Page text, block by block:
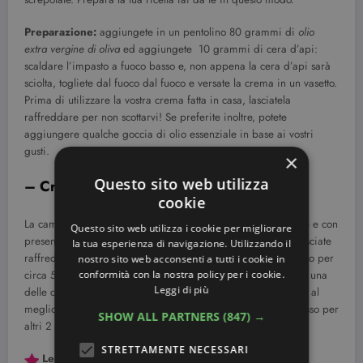
Preparazione: aggiungete in un pentolino 80 grammi di olio
extra vergine di oliva ed aggiungete 10 grammi di cera d’api:
scaldare l’impasto a fuoco basso e, non appena la cera d’api sarà
sciolta, togliete dal fuoco dal fuoco e versate la crema in un vasetto.
Prima di utilizzare la vostra crema fatta in casa, lasciatela
raffreddare per non scottarvi! Se preferite inoltre, potete
aggiungere qualche goccia di olio essenziale in base ai vostri
gusti.
– Crema mani alla camomilla
La camomilla è lenitiva, perfetta per le mani molto screpolate e con
presenza di taglietti. Preparate uninfuso di camomillae lasciate
raffreddare. Immergete le mani nell’infuso e lasciatele a mollo per
circa 5 minuti. Quando la pelle sarà ammorbidita, applicate una
delle creme fai da te elencate in questo articolo per idratarle al
meglio. Se le mani sono molto secche, ripetete l’intero processo per
altri 2 giorni.
Leggi anche:
×
Questo sito web utilizza
cookie
Questo sito web utilizza i cookie per migliorare
la tua esperienza di navigazione. Utilizzando il
nostro sito web acconsenti a tutti i cookie in
conformità con la nostra policy per i cookie.
Leggi di più
SHOW ALL PARTNERS (847) →
STRETTAMENTE NECESSARI